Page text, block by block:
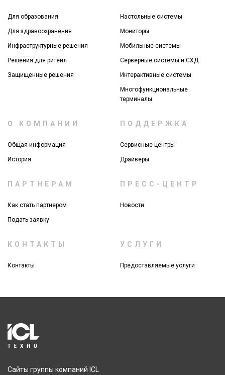
Для образования
Для здравоохранения
Инфраструктурные решения
Решения для ритейл
Защищенные решения
Настольные системы
Мониторы
Мобильные системы
Серверные системы и СХД
Интерактивные системы
Многофункциональные
терминалы
О КОМПАНИИ
Общая информация
История
ПОДДЕРЖКА
Сервисные центры
Драйверы
ПАРТНЕРАМ
Как стать партнером
Подать заявку
ПРЕСС-ЦЕНТР
Новости
КОНТАКТЫ
Контакты
УСЛУГИ
Предоставляемые услуги
Сайты группы компаний ICL